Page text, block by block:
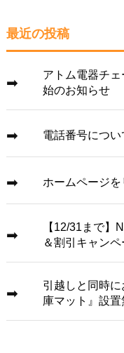
最近の投稿
アトム電器チ
始のお知らせ
電話番号につ
ホームページ
【12/31まで】
＆割引キャンペ
引越しと同時
庫マット』設置